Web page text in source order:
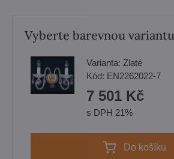
Vyberte barevnou variantu
Varianta: Zlaté
Kód: EN2262022-7
7 501 Kč
s DPH 21%
Do košíku